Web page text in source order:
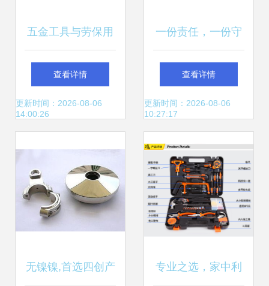
五金工具与劳保用
品 保障作业安全与
效率的黄金搭档
查看详情
更新时间：2026-08-06
14:00:26
一份责任，一份守
护——致敬恪守安
全新规的施工人
查看详情
更新时间：2026-08-06
10:27:17
无镍镍,首选四创产 专业之选，家中利